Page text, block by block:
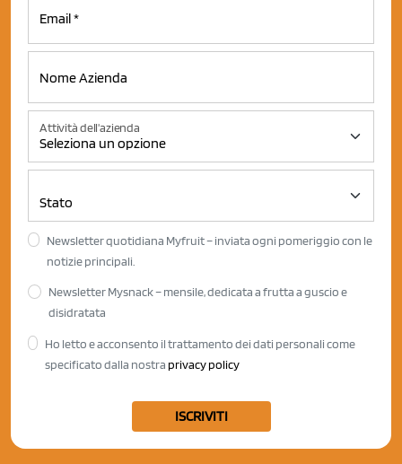
Attività dell'azienda
Newsletter quotidiana Myfruit – inviata ogni pomeriggio con le
notizie principali.
Newsletter Mysnack – mensile, dedicata a frutta a guscio e
disidratata
Ho letto e acconsento il trattamento dei dati personali come
specificato dalla nostra privacy policy
ISCRIVITI